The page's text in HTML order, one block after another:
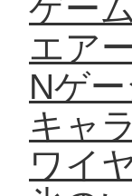
ゲー
エア
Nゲー
キャ
ワイ